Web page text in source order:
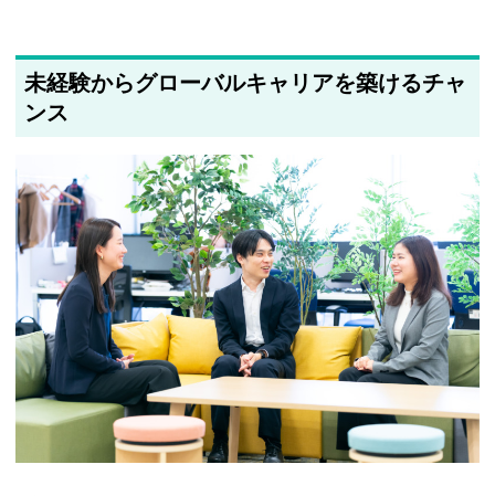
未経験からグローバルキャリアを築けるチャ
ンス